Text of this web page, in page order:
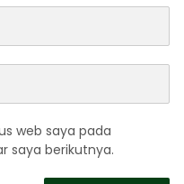
web saya pada
saya berikutnya.